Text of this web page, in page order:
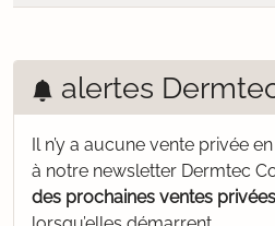
alertes
Il n’y a aucune vente privée
à notre newsletter Dermtec
des prochaines ventes privées